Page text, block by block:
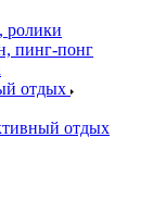
ролики
пинг-понг
отдых
отдых